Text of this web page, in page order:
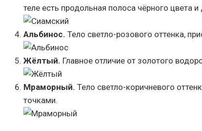
теле есть продольная полоса чёрного цвета и
Альбинос. Тело светло-розового оттенка,
Жёлтый. Главное отличие от золотого
Мраморный. Тело светло-коричневого
точками.